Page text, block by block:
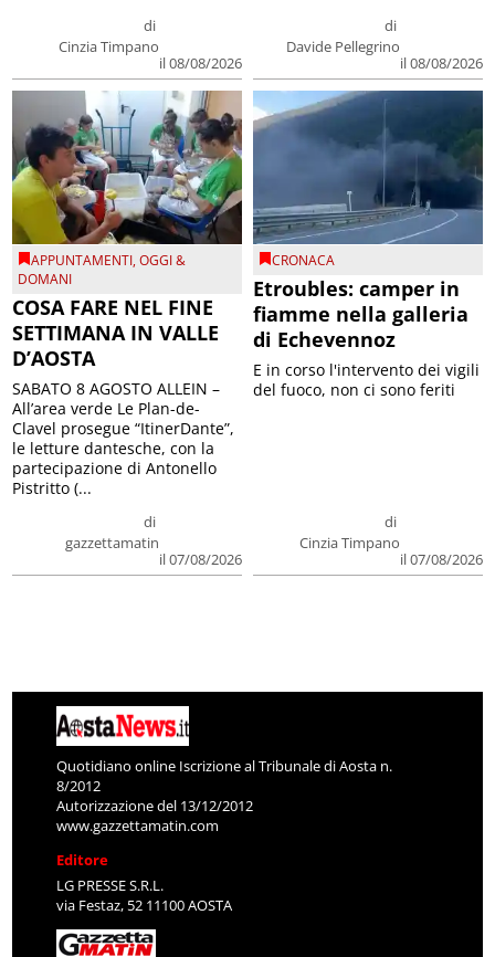
di
Cinzia Timpano
il 08/08/2026
di
Davide Pellegrino
il 08/08/2026
APPUNTAMENTI,OGGI &
DOMANI
COSA FARE NEL FINE
SETTIMANA IN VALLE
D’AOSTA
di
gazzettamatin
il 07/08/2026
SABATO 8 AGOSTO ALLEIN –
All’area verde Le Plan-de-
Clavel prosegue “ItinerDante”,
le letture dantesche, con la
partecipazione di Antonello
Pistritto (...
CRONACA
Etroubles: camper in
fiamme nella galleria
di Echevennoz
di
Cinzia Timpano
il 07/08/2026
E in corso l'intervento dei vigili
del fuoco, non ci sono feriti
Quotidiano online Iscrizione al Tribunale di Aosta n.
8/2012
Autorizzazione del 13/12/2012
www.gazzettamatin.com
Editore
LG PRESSE S.R.L.
via Festaz, 52 11100 AOSTA